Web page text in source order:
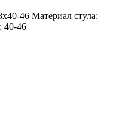
46 Материал стула:
40-46